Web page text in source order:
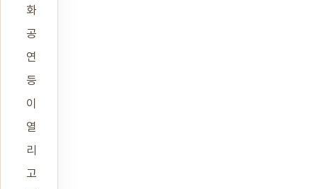
화
공
연
등
이
열
리
고